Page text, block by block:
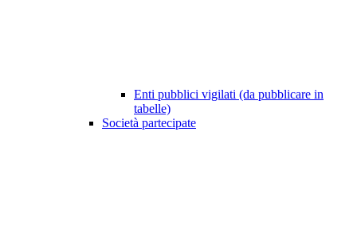
Enti pubblici vigilati (da pubblicare in
tabelle)
Società partecipate